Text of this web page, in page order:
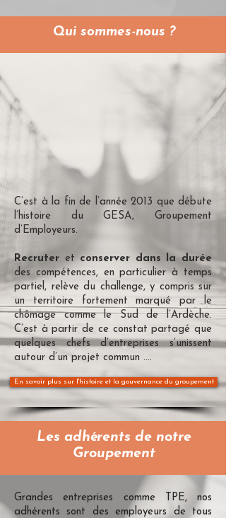
Qui sommes-nous ?
C’est à la fin de l’année 2013 que débute
l’histoire du GESA, Groupement
d’Employeurs.
Recruter etconserver dans la durée
des compétences, en particulier à temps
partiel, relève du challenge, y compris sur
un territoire fortement marqué par le
chômage comme le Sud de l’Ardèche.
C’est à partir de ce constat partagé que
quelques chefs d’entreprises s’unissent
autour d’un projet commun ....
En savoir plus sur l'histoire et la gouvernance du groupement
Les adhérents de notre
Groupement
Grandes entreprises comme TPE, nos
adhérents sont des employeurs de tous